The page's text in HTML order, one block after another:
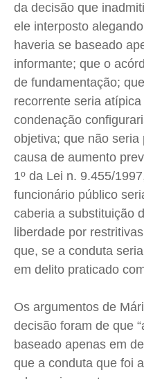
da decisão que
ele interposto
haveria se baseado
informante; que o
de fundamentação;
recorrente seria
condenação
objetiva; que não
causa de aumento
1º da Lei n. 9.455/
funcionário público
caberia a substituição
liberdade por
que, se a conduta
em delito praticado
Os argumentos de
decisão foram de que
baseado apenas em
que a conduta que foi